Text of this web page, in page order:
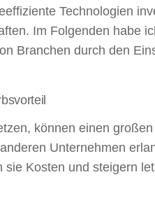
Technologien
Im Folgenden habe
Branchen durch den
können einen großen
Unternehmen
Kosten und steigern